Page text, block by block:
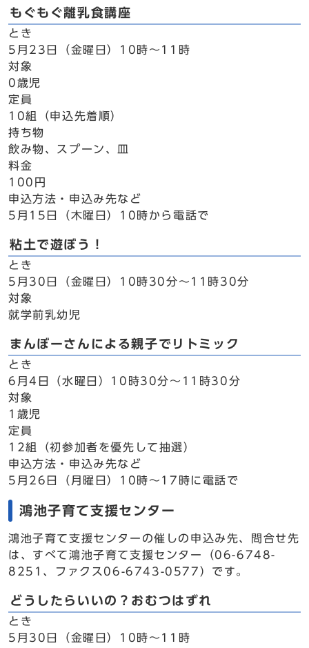
もぐもぐ離乳食講座
とき
5月23日（金曜日）10時～11時
対象
0歳児
定員
10組（申込先着順）
持ち物
飲み物、スプーン、皿
料金
100円
申込方法・申込み先など
5月15日（木曜日）10時から電話で
粘土で遊ぼう！
とき
5月30日（金曜日）10時30分～11時30分
対象
就学前乳幼児
まんぼーさんによる親子でリトミック
とき
6月4日（水曜日）10時30分～11時30分
対象
1歳児
定員
12組（初参加者を優先して抽選）
申込方法・申込み先など
5月26日（月曜日）10時～17時に電話で
鴻池子育て支援センター
鴻池子育て支援センターの催しの申込み先、問合せ先
は、すべて鴻池子育て支援センター（06-6748-
8251、ファクス06-6743-0577）です。
どうしたらいいの？おむつはずれ
とき
5月30日（金曜日）10時～11時